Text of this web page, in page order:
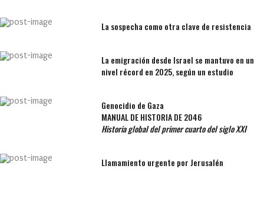
La sospecha como otra clave de resistencia
La emigración desde Israel se mantuvo en un
nivel récord en 2025, según un estudio
Genocidio de Gaza
MANUAL DE HISTORIA DE 2046
Historia global del primer cuarto del siglo XXI
Llamamiento urgente por Jerusalén